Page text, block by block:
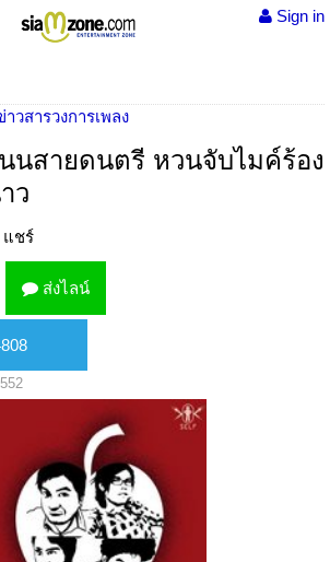
Sign in
าวสารวงการเพลง
นสายดนตรี หวนจับไมค์ร้อง
ว
แชร์
ส่งไลน์